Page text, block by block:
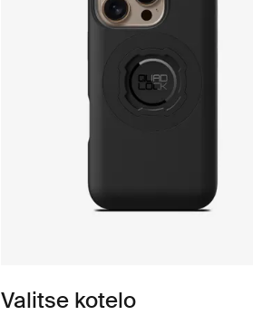
Valitse kotelo